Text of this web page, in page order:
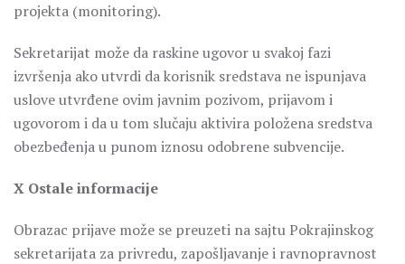
projekta (monitoring).
Sekretarijat može da raskine ugovor u svakoj fazi
izvršenja ako utvrdi da korisnik sredstava ne ispunjava
uslove utvrđene ovim javnim pozivom, prijavom i
ugovorom i da u tom slučaju aktivira položena sredstva
obezbeđenja u punom iznosu odobrene subvencije.
X Ostale informacije
Obrazac prijave može se preuzeti na sajtu Pokrajinskog
sekretarijata za privredu, zapošljavanje i ravnopravnost